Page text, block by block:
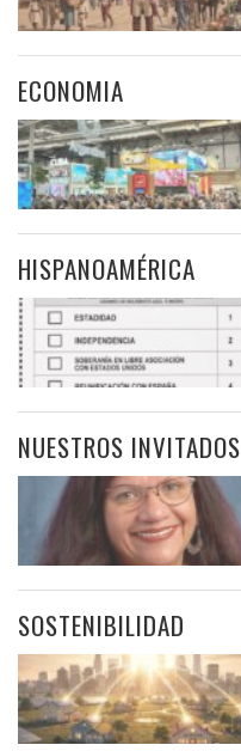
ECONOMIA
HISPANOAMÉRICA
NUESTROS INVITADOS
SOSTENIBILIDAD